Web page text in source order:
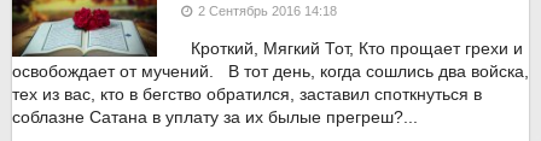
2 Сентябрь 2016 14:18
Кроткий, Мягкий Тот, Кто прощает грехи и
освобождает от мучений. В тот день, когда сошлись два войска,
тех из вас, кто в бегство обратился, заставил споткнуться в
соблазне Сатана в уплату за их былые прегреш?...